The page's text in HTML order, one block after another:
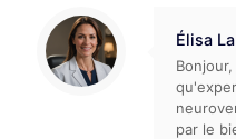
Élisa
par le